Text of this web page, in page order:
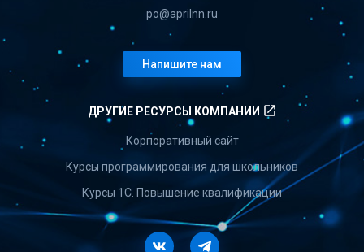
po@aprilnn.ru
Напишите нам
ДРУГИЕ РЕСУРСЫ КОМПАНИИ launch
Корпоративный сайт
Курсы программирования для школьников
Курсы 1С. Повышение квалификации
VkontakteTelegram